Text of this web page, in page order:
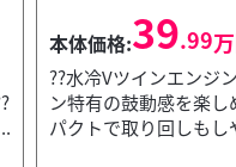
本体価格:41.99
??力強く扱いやすい
ションで普段使いは
ピッタリ！??カブな